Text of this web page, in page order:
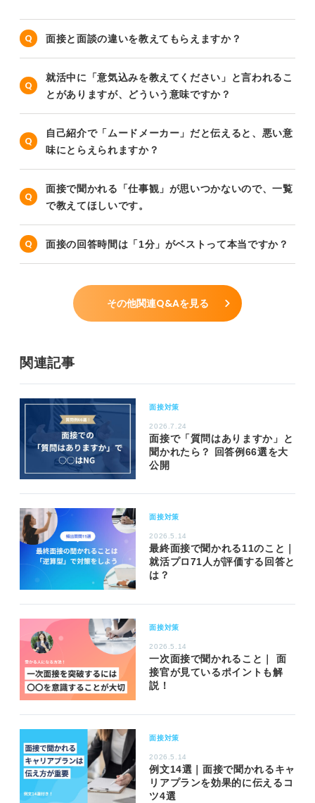
面接と面談の違いを教えてもらえますか？
就活中に「意気込みを教えてください」と言われるこ
とがありますが、どういう意味ですか？
自己紹介で「ムードメーカー」だと伝えると、悪い意
味にとらえられますか？
面接で聞かれる「仕事観」が思いつかないので、一覧
で教えてほしいです。
面接の回答時間は「1分」がベストって本当ですか？
その他関連Q&Aを見る
関連記事
面接対策
2026.7.24
面接で「質問はありますか」と
聞かれたら？ 回答例66選を大
公開
面接対策
2026.5.14
最終面接で聞かれる11のこと｜
就活プロ71人が評価する回答と
は？
面接対策
2026.5.14
一次面接で聞かれること｜ 面
接官が見ているポイントも解
説！
面接対策
2026.5.14
例文14選｜面接で聞かれるキャ
リアプランを効果的に伝えるコ
ツ4選